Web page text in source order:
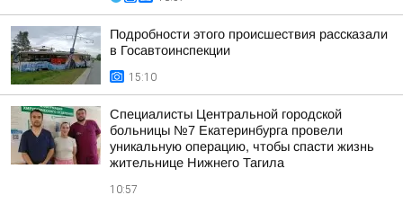
Подробности этого происшествия рассказали
в Госавтоинспекции
15:10
Специалисты Центральной городской
больницы №7 Екатеринбурга провели
уникальную операцию, чтобы спасти жизнь
жительнице Нижнего Тагила
10:57